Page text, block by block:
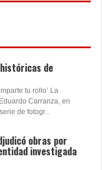
de
tu rollo’ La
Carranza, en
de fotogr...
obras por
investigada